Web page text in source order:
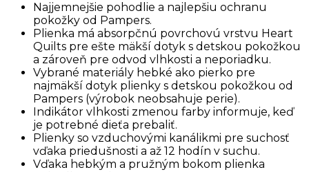
Najjemnejšie pohodlie a najlepšiu ochranu
pokožky od Pampers.
Plienka má absorpčnú povrchovú vrstvu Heart
Quilts pre ešte mäkší dotyk s detskou pokožkou
a zároveň pre odvod vlhkosti a neporiadku.
Vybrané materiály hebké ako pierko pre
najmäkší dotyk plienky s detskou pokožkou od
Pampers (výrobok neobsahuje perie).
Indikátor vlhkosti zmenou farby informuje, keď
je potrebné dieťa prebaliť.
Plienky so vzduchovými kanálikmi pre suchosť
vďaka priedušnosti a až 12 hodín v suchu.
Vďaka hebkým a pružným bokom plienka